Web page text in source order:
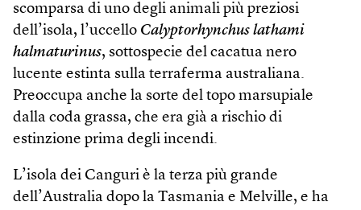
scomparsa di uno degli animali più preziosi
dell’isola, l’uccello Calyptorhynchus lathami
halmaturinus, sottospecie del cacatua nero
lucente estinta sulla terraferma australiana.
Preoccupa anche la sorte del topo marsupiale
dalla coda grassa, che era già a rischio di
estinzione prima degli incendi.
L’isola dei Canguri è la terza più grande
dell’Australia dopo la Tasmania e Melville, e ha